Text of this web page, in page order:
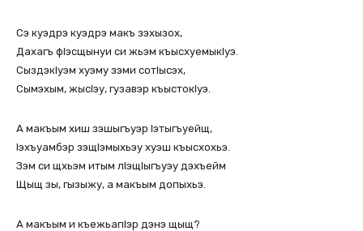
Сэ куэдрэ куэдрэ макъ зэхызох,
Дахагъ фIэсщынуи си жьэм къысхуемыкIуэ.
СыздэкIуэм хуэму зэми сотIысэх,
Сымэхым, жысIэу, гузавэр къыстокIуэ.
А макъым хиш зэшыгъуэр Iэтыгъуейщ,
Iэхъуамбэр зэщIэмыхьэу хуэш къысхохьэ.
Зэм си щхьэм итым лIэщIыгъуэу дэхъейм
Щыщ зы, гызыжу, а макъым допыхьэ.
А макъым и къежьапIэр дэнэ щыщ?